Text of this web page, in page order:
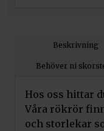
Beskrivning
Behöver ni
Hos oss hittar
Våra rökrör
och storlekar